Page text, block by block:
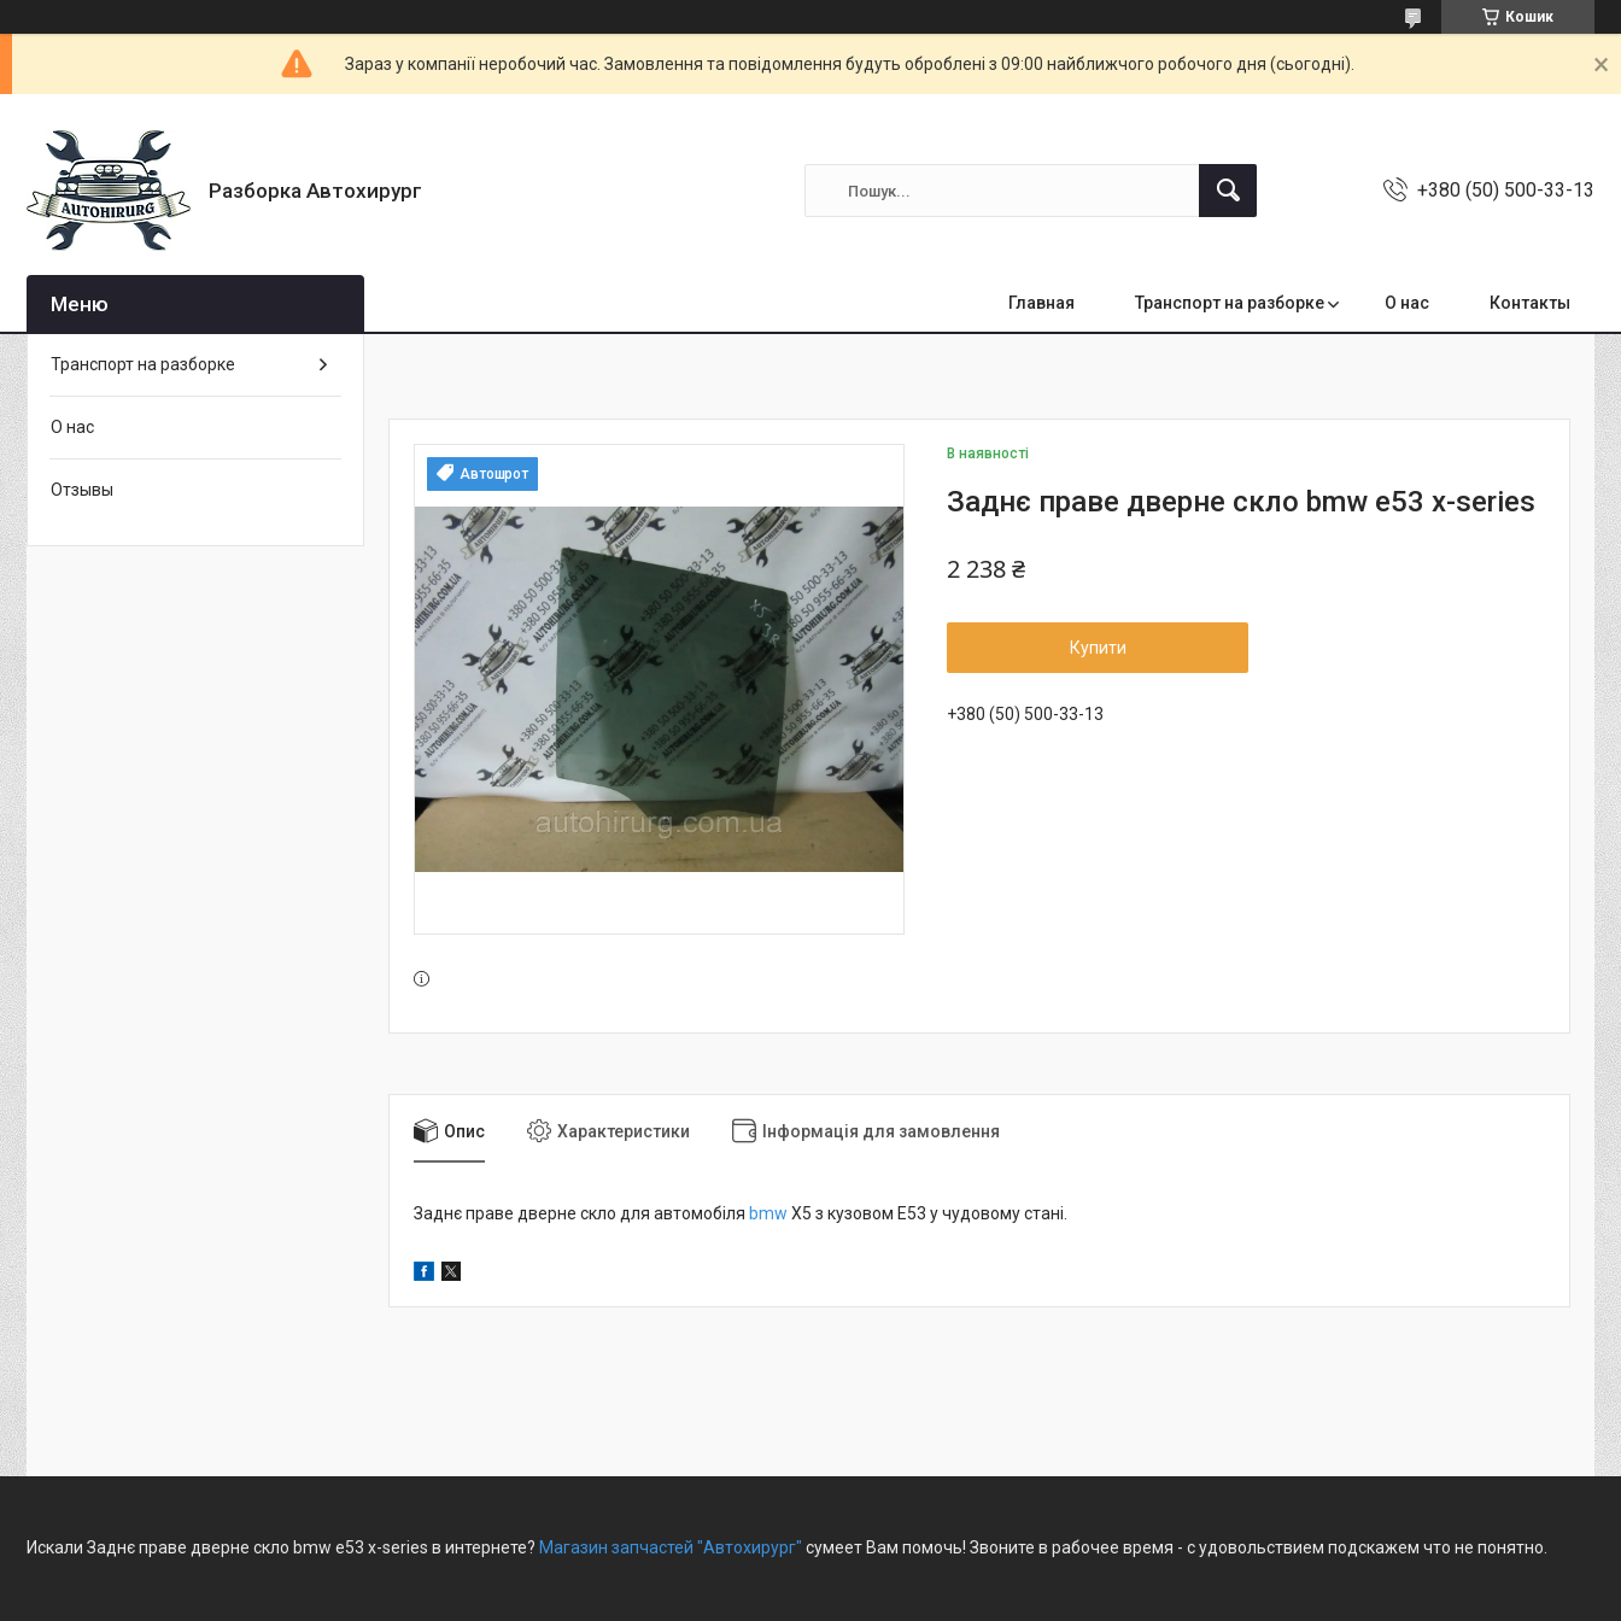
Кошик
Зараз у компанії неробочий час. Замовлення та повідомлення будуть оброблені з 09:00 найближчого робочого дня (сьогодні).
Разборка Автохирург +380 (50) 500-33-13
Главная Транспорт на разборке О нас Контакты
Автошрот
В наявності
Заднє праве дверне скло bmw e53 x-series
2 238 ₴
Купити
+380 (50) 500-33-13
Опис Характеристики Інформація для замовлення
Заднє праве дверне скло для автомобіля bmw X5 з кузовом E53 у чудовому стані.
Транспорт на разборке
О нас
Отзывы
Искали Заднє праве дверне скло bmw e53 x-series в интернете? Магазин запчастей "Автохирург" сумеет Вам помочь! Звоните в рабочее время - с удовольствием подскажем что не понятно.